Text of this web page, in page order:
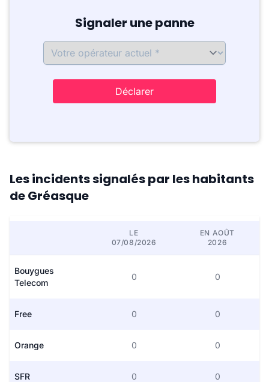
Signaler une panne
Déclarer
Les incidents signalés par les habitants
de Gréasque
LE
07/08/2026
EN AOÛT
2026
Bouygues
Telecom
0 0
Free 0 0
Orange 0 0
SFR 0 0